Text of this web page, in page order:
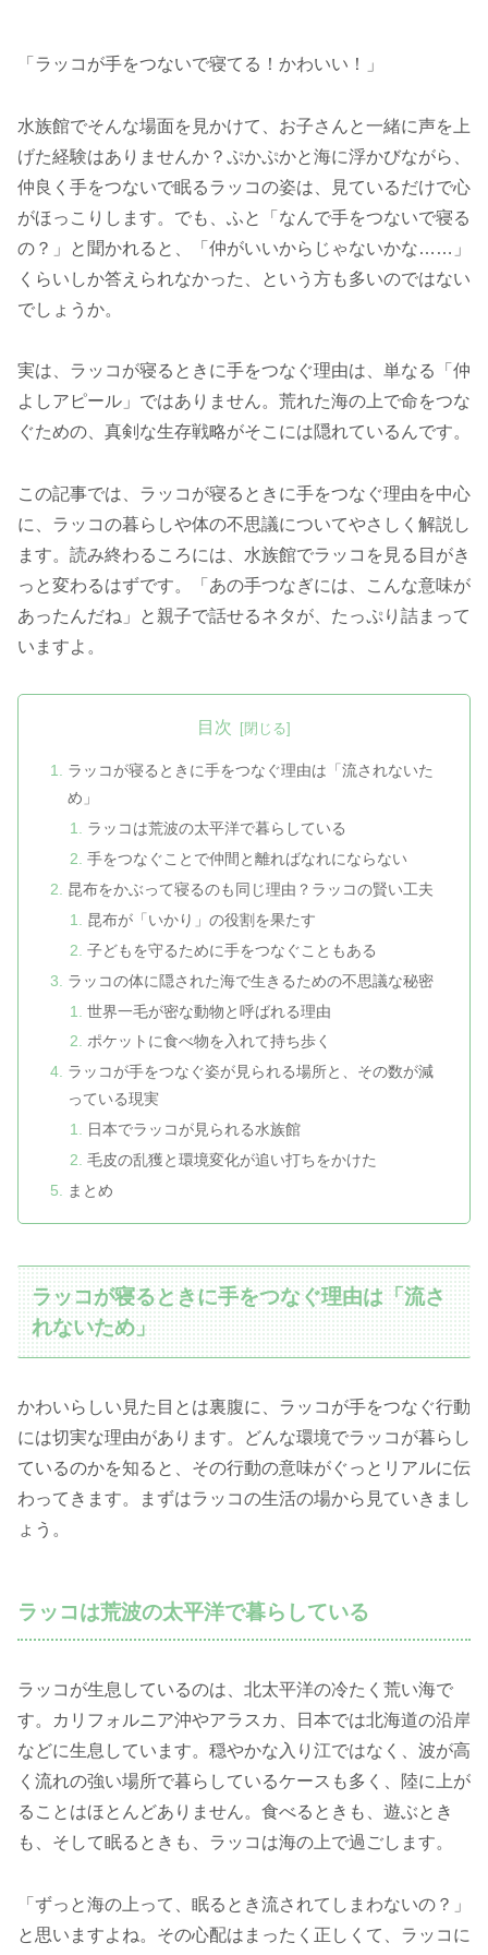
「ラッコが手をつないで寝てる！かわいい！」
水族館でそんな場面を見かけて、お子さんと一緒に声を上
げた経験はありませんか？ぷかぷかと海に浮かびながら、
仲良く手をつないで眠るラッコの姿は、見ているだけで心
がほっこりします。でも、ふと「なんで手をつないで寝る
の？」と聞かれると、「仲がいいからじゃないかな……」
くらいしか答えられなかった、という方も多いのではない
でしょうか。
実は、ラッコが寝るときに手をつなぐ理由は、単なる「仲
よしアピール」ではありません。荒れた海の上で命をつな
ぐための、真剣な生存戦略がそこには隠れているんです。
この記事では、ラッコが寝るときに手をつなぐ理由を中心
に、ラッコの暮らしや体の不思議についてやさしく解説し
ます。読み終わるころには、水族館でラッコを見る目がき
っと変わるはずです。「あの手つなぎには、こんな意味が
あったんだね」と親子で話せるネタが、たっぷり詰まって
いますよ。
目次
ラッコが寝るときに手をつなぐ理由は「流されないた
め」
ラッコは荒波の太平洋で暮らしている
手をつなぐことで仲間と離ればなれにならない
昆布をかぶって寝るのも同じ理由？ラッコの賢い工夫
昆布が「いかり」の役割を果たす
子どもを守るために手をつなぐこともある
ラッコの体に隠された海で生きるための不思議な秘密
世界一毛が密な動物と呼ばれる理由
ポケットに食べ物を入れて持ち歩く
ラッコが手をつなぐ姿が見られる場所と、その数が減
っている現実
日本でラッコが見られる水族館
毛皮の乱獲と環境変化が追い打ちをかけた
まとめ
ラッコが寝るときに手をつなぐ理由は「流さ
れないため」
かわいらしい見た目とは裏腹に、ラッコが手をつなぐ行動
には切実な理由があります。どんな環境でラッコが暮らし
ているのかを知ると、その行動の意味がぐっとリアルに伝
わってきます。まずはラッコの生活の場から見ていきまし
ょう。
ラッコは荒波の太平洋で暮らしている
ラッコが生息しているのは、北太平洋の冷たく荒い海で
す。カリフォルニア沖やアラスカ、日本では北海道の沿岸
などに生息しています。穏やかな入り江ではなく、波が高
く流れの強い場所で暮らしているケースも多く、陸に上が
ることはほとんどありません。食べるときも、遊ぶとき
も、そして眠るときも、ラッコは海の上で過ごします。
「ずっと海の上って、眠るとき流されてしまわないの？」
と思いますよね。その心配はまったく正しくて、ラッコに